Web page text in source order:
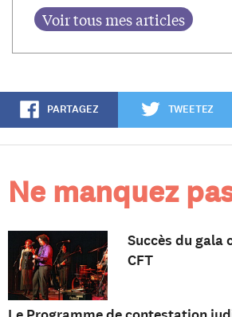
PARTAGEZ TWEETEZ
Ne manquez
Succès du gala
CFT